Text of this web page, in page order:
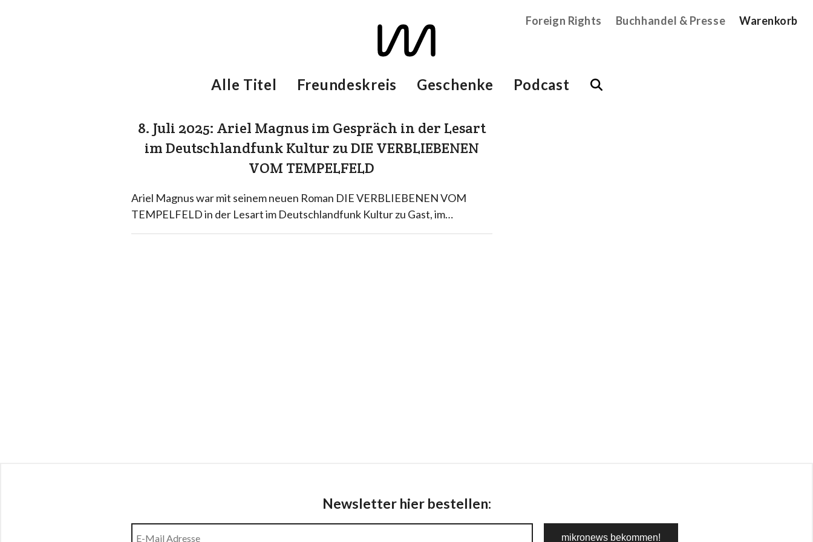
Foreign Rights Buchhandel & Presse Warenkorb
Alle Titel Freundeskreis Geschenke Podcast
8. Juli 2025: Ariel Magnus im Gespräch in der Lesart
im Deutschlandfunk Kultur zu DIE VERBLIEBENEN
VOM TEMPELFELD
Ariel Magnus war mit seinem neuen Roman DIE VERBLIEBENEN VOM
TEMPELFELD in der Lesart im Deutschlandfunk Kultur zu Gast, im…
Newsletter hier bestellen: